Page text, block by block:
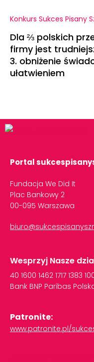
Konkurs Sukces Pisany
Dla ⅔ polskich
firmy jest
3. obniżenie
ułatwieniem
Portal
Fundacja We Did It
Plac Bankowy 2
00-095 Warszawa
Wesprzyj Nasze
40 1600 1462 1717 1383
Bank BNP Paribas
Patronite:
www.patronite.pl/